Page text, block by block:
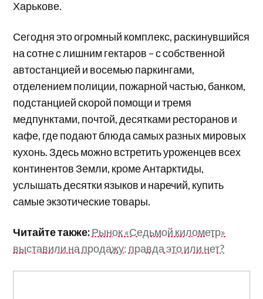
Харькове.
Сегодня это огромный комплекс, раскинувшийся
на сотне с лишним гектаров – с собственной
автостанцией и восемью паркингами,
отделением полиции, пожарной частью, банком,
подстанцией скорой помощи и тремя
медпунктами, почтой, десятками ресторанов и
кафе, где подают блюда самых разных мировых
кухонь. Здесь можно встретить уроженцев всех
континентов Земли, кроме Антарктиды,
услышать десятки языков и наречий, купить
самые экзотические товары.
Читайте также:Рынок «Седьмой километр»
выставили на продажу: правда это или нет?